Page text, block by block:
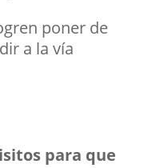
poner de
a la vía
para que